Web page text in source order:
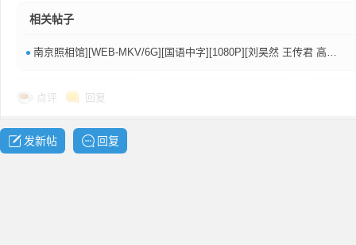
相关帖子
• 南京照相馆][WEB-MKV/6G][国语中字][1080P][刘昊然 王传君 高叶2025最新]
点评 回复
发新帖 回复